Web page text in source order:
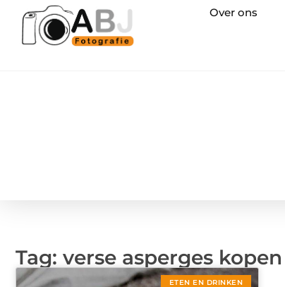
Over ons
Tag: verse asperges kopen
ETEN EN DRINKEN